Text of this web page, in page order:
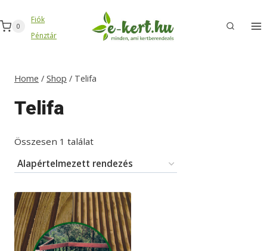
to
content
0
Fiók
Pénztár
Home / Shop / Telifa
Telifa
Összesen 1 találat